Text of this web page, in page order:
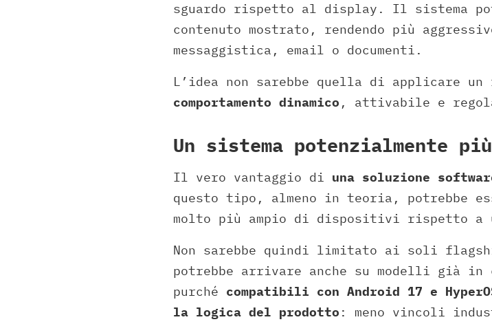
sguardo rispetto al display. Il sistema
contenuto mostrato, rendendo più
messaggistica, email o documenti.
L’idea non sarebbe quella di applicare
comportamento dinamico , attivabile e
Un sistema potenzialmente
Il vero vantaggio di una soluzione
questo tipo, almeno in teoria, potrebbe
molto più ampio di dispositivi rispetto a
Non sarebbe quindi limitato ai soli
potrebbe arrivare anche su modelli già
purché compatibili con Android 17 e
la logica del prodotto : meno vincoli